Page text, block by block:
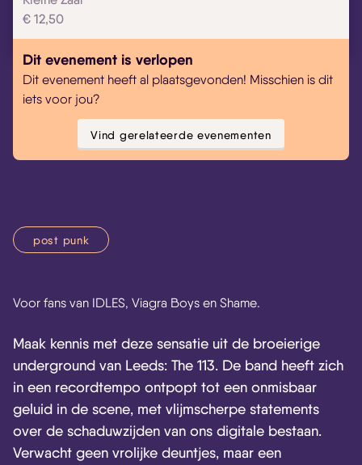
€ 12,50
Dit evenement is verlopen
Dit evenement heeft al plaatsgevonden! Misschien is dit
iets voor jou?
Vind gerelateerde evenementen
post punk
Voor fans van IDLES, Viagra Boys en Shame.
Maak kennis met deze sensatie uit de broeierige
underground van Leeds: The 113. De band heeft zich
in een recordtempo ontpopt tot een onmisbaar
geluid in de scene, met vlijmscherpe statements
over de schaduwzijden van ons digitale bestaan.
Verwacht geen vrolijke deuntjes, maar een